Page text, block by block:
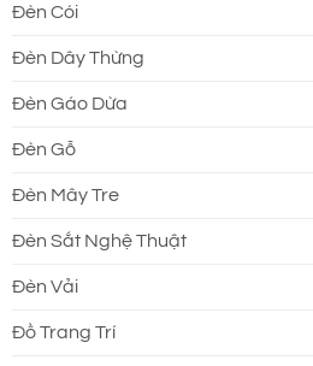
Đèn Cói
Đèn Dây Thừng
Đèn Gáo Dừa
Đèn Gỗ
Đèn Mây Tre
Đèn Sắt Nghệ Thuật
Đèn Vải
Đồ Trang Trí